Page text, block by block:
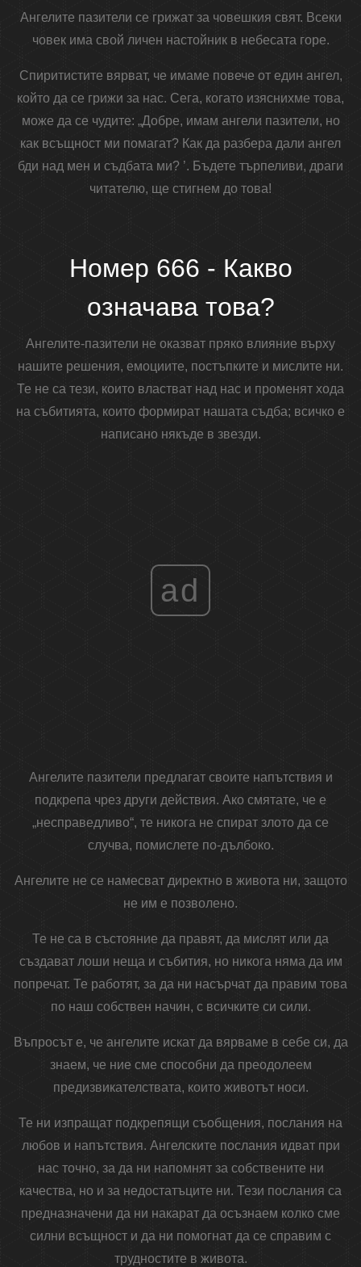
Ангелите пазители се грижат за човешкия свят. Всеки
човек има свой личен настойник в небесата горе.
Спиритистите вярват, че имаме повече от един ангел,
който да се грижи за нас. Сега, когато изяснихме това,
може да се чудите: „Добре, имам ангели пазители, но
как всъщност ми помагат? Как да разбера дали ангел
бди над мен и съдбата ми? ’. Бъдете търпеливи, драги
читателю, ще стигнем до това!
Номер 666 - Какво
означава това?
Ангелите-пазители не оказват пряко влияние върху
нашите решения, емоциите, постъпките и мислите ни.
Те не са тези, които властват над нас и променят хода
на събитията, които формират нашата съдба; всичко е
написано някъде в звезди.
ad
Ангелите пазители предлагат своите напътствия и
подкрепа чрез други действия. Ако смятате, че е
„несправедливо“, те никога не спират злото да се
случва, помислете по-дълбоко.
Ангелите не се намесват директно в живота ни, защото
не им е позволено.
Те не са в състояние да правят, да мислят или да
създават лоши неща и събития, но никога няма да им
попречат. Те работят, за да ни насърчат да правим това
по наш собствен начин, с всичките си сили.
Въпросът е, че ангелите искат да вярваме в себе си, да
знаем, че ние сме способни да преодолеем
предизвикателствата, които животът носи.
Те ни изпращат подкрепящи съобщения, послания на
любов и напътствия. Ангелските послания идват при
нас точно, за да ни напомнят за собствените ни
качества, но и за недостатъците ни. Тези послания са
предназначени да ни накарат да осъзнаем колко сме
силни всъщност и да ни помогнат да се справим с
трудностите в живота.